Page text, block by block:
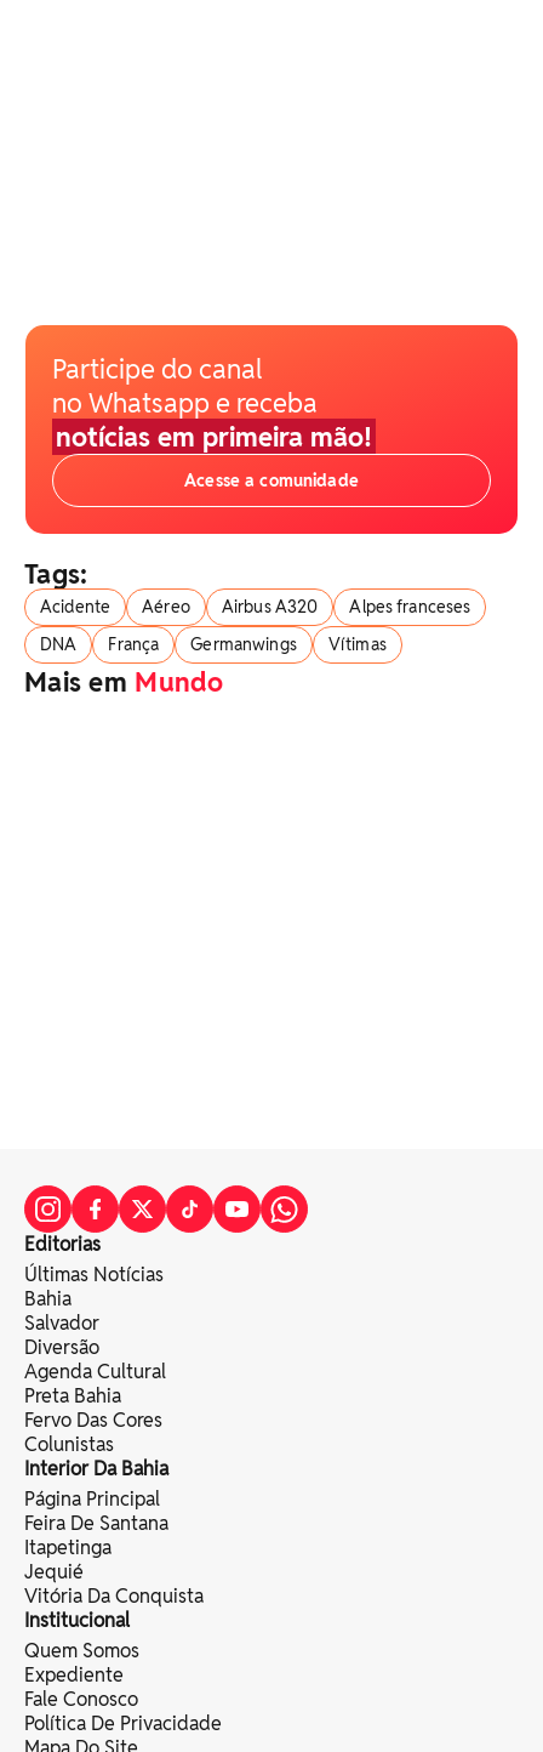
Participe do canal
no Whatsapp e receba
notícias em primeira mão!
Acesse a comunidade
Tags:
Acidente Aéreo Airbus A320
Alpes franceses
DNA
França Germanwings Vítimas
Mais em Mundo
Editorias
Últimas Notícias
Bahia
Salvador
Diversão
Agenda Cultural
Preta Bahia
Fervo Das Cores
Colunistas
Interior Da Bahia
Página Principal
Feira De Santana
Itapetinga
Jequié
Vitória Da Conquista
Institucional
Quem Somos
Expediente
Fale Conosco
Política De Privacidade